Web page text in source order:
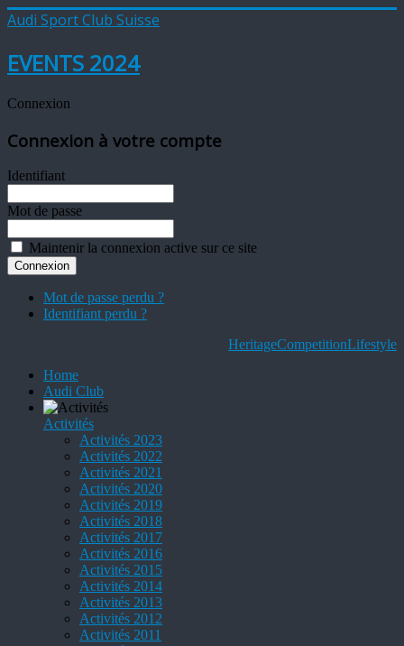
Audi Sport Club Suisse
EVENTS 2024
Connexion
Connexion à votre compte
Identifiant
Mot de passe
Maintenir la connexion active sur ce site
Mot de passe perdu ?
Identifiant perdu ?
HeritageCompetitionLifestyle
Home
Audi Club
Activités
Activités 2023
Activités 2022
Activités 2021
Activités 2020
Activités 2019
Activités 2018
Activités 2017
Activités 2016
Activités 2015
Activités 2014
Activités 2013
Activités 2012
Activités 2011